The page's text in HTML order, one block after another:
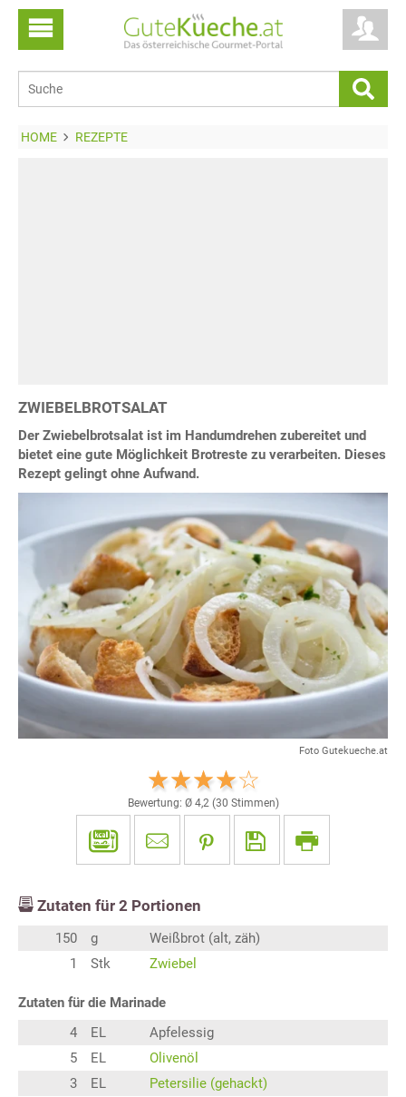
HOME REZEPTE
ZWIEBELBROTSALAT
Der Zwiebelbrotsalat ist im Handumdrehen zubereitet und
bietet eine gute Möglichkeit Brotreste zu verarbeiten. Dieses
Rezept gelingt ohne Aufwand.
Foto Gutekueche.at
Bewertung: Ø 4,2(30 Stimmen)
Zutaten für 2 Portionen
150 g
Weißbrot (alt, zäh)
1
Stk Zwiebel
Zutaten für die Marinade
4
EL
Apfelessig
5
EL
Olivenöl
3
EL
Petersilie (gehackt)